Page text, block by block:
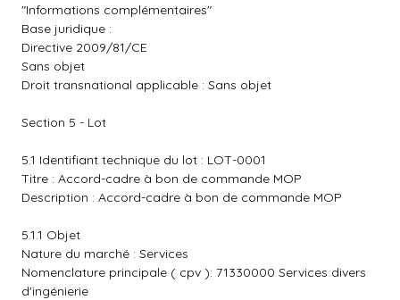
"Informations complémentaires"
Base juridique :
Directive 2009/81/CE
Sans objet
Droit transnational applicable : Sans objet
Section 5 - Lot
5.1 Identifiant technique du lot : LOT-0001
Titre : Accord-cadre à bon de commande MOP
Description : Accord-cadre à bon de commande MOP
5.1.1 Objet
Nature du marché : Services
Nomenclature principale ( cpv ): 71330000 Services divers
d'ingénierie